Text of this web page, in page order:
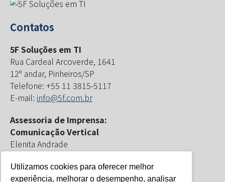
Utilizamos cookies para oferecer melhor
experiência, melhorar o desempenho, analisar
Contatos
5F Soluções em TI
Rua Cardeal Arcoverde, 1641
12º andar, Pinheiros/SP
Telefone: +55 11 3815-5117
E-mail: info@5f.com.br
Assessoria de Imprensa:
Comunicação Vertical
Elenita Andrade